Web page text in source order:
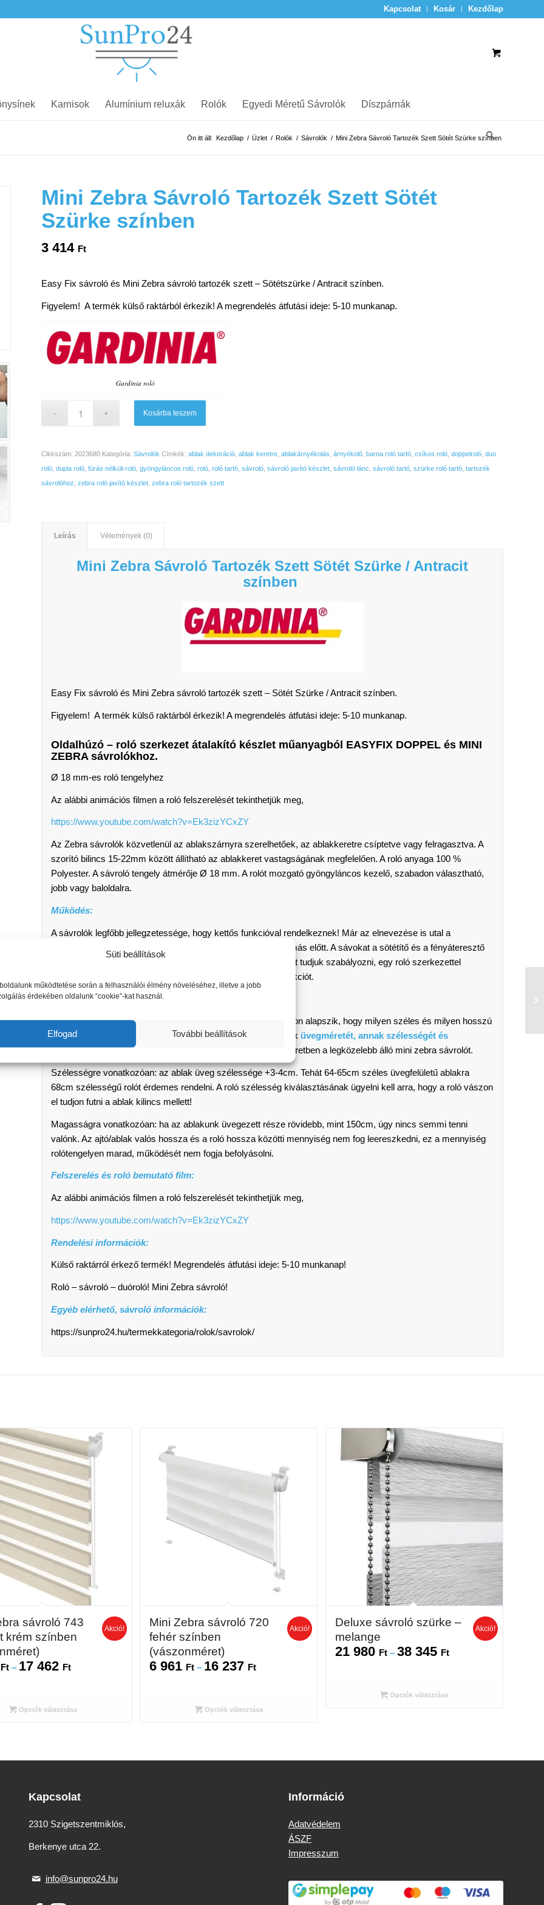
Süti beállítások
működtetése során a felhasználói élmény növeléséhez, illetve a jobb
érdekében oldalunk “cookie”-kat használ.
Elfogad További beállítások
Kapcsolat Kosár Kezdőlap
Karnisok Alumínium reluxák Rolók Egyedi Méretű Sávrolók Díszpárnák
Ön itt áll: Kezdőlap / Üzlet / Rolók / Sávrolók / Mini Zebra Sávroló Tartozék Szett Sötét Szürke színben
Mini Zebra Sávroló Tartozék Szett Sötét
Szürke színben
3 414 Ft
Easy Fix sávroló és Mini Zebra sávroló tartozék szett – Sötétszürke / Antracit színben.
Figyelem! A termék külső raktárból érkezik! A megrendelés átfutási ideje: 5-10 munkanap.
Gardinia roló
Kosárba teszem
Cikkszám:2023680 Kategória:Sávrolók Címkék:ablak dekoráció ,ablak keretre ,ablakárnyékolás ,árnyékoló ,barna roló tartó ,csíkos roló ,doppelroló ,duo
roló ,dupla roló ,fúrás nélküli roló ,gyöngyláncos roló ,roló ,roló tartó ,sávroló ,sávroló javító készlet ,sávroló lánc ,sávroló tartó ,szürke roló tartó ,tartozék
sávrolóhoz ,zebra roló javító készlet ,zebra roló tartozék szett
Leírás Vélemények (0)
Mini Zebra Sávroló Tartozék Szett Sötét Szürke / Antracit
színben
Easy Fix sávroló és Mini Zebra sávroló tartozék szett – Sötét Szürke / Antracit színben.
Figyelem! A termék külső raktárból érkezik! A megrendelés átfutási ideje: 5-10 munkanap.
Oldalhúzó – roló szerkezet átalakító készlet műanyagból EASYFIX DOPPEL és MINI
ZEBRA sávrolókhoz.
Ø 18 mm-es roló tengelyhez
Az alábbi animációs filmen a roló felszerelését tekinthetjük meg,
https://www.youtube.com/watch?v=Ek3zizYCxZY
Az Zebra sávrolók közvetlenül az ablakszárnyra szerelhetőek, az ablakkeretre csíptetve vagy felragasztva. A
szorító bilincs 15-22mm között állítható az ablakkeret vastagságának megfelelően. A roló anyaga 100 %
Polyester. A sávroló tengely átmérője Ø 18 mm. A rolót mozgató gyöngyláncos kezelő, szabadon választható,
jobb vagy baloldalra.
Működés:
A sávrolók legfőbb jellegzetessége, hogy kettős funkcióval rendelkeznek! Már az elnevezése is utal a
működésre. Két vízszintes, sávokban csíkozott textil fut egymás előtt. A sávokat a sötétítő és a fényáteresztő
csíkok váltakozása adja meg. Mozgatásakor a beáramló fényt tudjuk szabályozni, egy roló szerkezettel
helyettesíteni tudjuk a fényáteresztő és a sötétítő függöny funkciót.
Mini ZEBRA sávrolók – ideális méret választása:
A számunkra szükséges és pontos méret meghatározása azon alapszik, hogy milyen széles és milyen hosszú
az árnyékolandó felületünk. Ezért célszerű mindig az ablakunk üvegméretét, annak szélességét és
hosszúságátmegmérni. Ehhez a mérethez válasszuk ki, méretben a legközelebb álló mini zebra sávrolót.
Szélességre vonatkozóan: az ablak üveg szélessége +3-4cm. Tehát 64-65cm széles üvegfelületű ablakra
68cm szélességű rolót érdemes rendelni. A roló szélesség kiválasztásának ügyelni kell arra, hogy a roló vászon
el tudjon futni a ablak kilincs mellett!
Magasságra vonatkozóan: ha az ablakunk üvegezett része rövidebb, mint 150cm, úgy nincs semmi tenni
valónk. Az ajtó/ablak valós hossza és a roló hossza közötti mennyiség nem fog leereszkedni, ez a mennyiség
rolótengelyen marad, működését nem fogja befolyásolni.
Felszerelés és roló bemutató film:
Az alábbi animációs filmen a roló felszerelését tekinthetjük meg,
https://www.youtube.com/watch?v=Ek3zizYCxZY
Rendelési információk:
Külső raktárról érkező termék! Megrendelés átfutási ideje: 5-10 munkanap!
Roló – sávroló – duóroló! Mini Zebra sávroló!
Egyéb elérhető, sávroló információk:
https://sunpro24.hu/termekkategoria/rolok/savrolok/
sávroló 743
krém színben
Ft – 17 462 FtÁrtartomány:
-
Akció!
Opciók választása
Mini Zebra sávroló 720
fehér színben
(vászonméret)
6 961 Ft – 16 237 FtÁrtartomány:
-
Akció!
Opciók választása
Deluxe sávroló szürke –
melange
21 980 Ft – 38 345 FtÁrtartomány:
Akció!
Opciók választása
Kapcsolat
2310 Szigetszentmiklós,
Berkenye utca 22.
info@sunpro24.hu
Információ
Adatvédelem
ÁSZF
Impresszum